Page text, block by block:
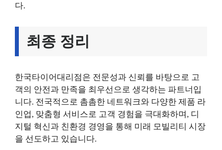
다.
최종 정리
한국타이어대리점은 전문성과 신뢰를 바탕으로 고
객의 안전과 만족을 최우선으로 생각하는 파트너입
니다. 전국적으로 촘촘한 네트워크와 다양한 제품 라
인업, 맞춤형 서비스로 고객 경험을 극대화하며, 디
지털 혁신과 친환경 경영을 통해 미래 모빌리티 시장
을 선도하고 있습니다.